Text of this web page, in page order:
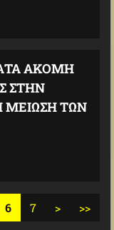
ΑΚΌΜΗ
ΣΤΗΝ
ΜΕΊΩΣΗ ΤΩΝ
6 7 > >>